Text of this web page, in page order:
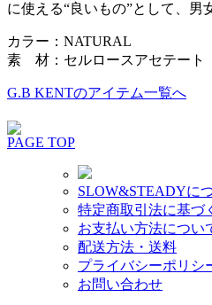
に使える“良いもの”として、男
カラー：NATURAL
素 材：セルロースアセテート
G.B KENTのアイテム一覧へ
PAGE TOP
SLOW&STEADYに
特定商取引法に基づ
お支払い方法につい
配送方法・送料
プライバシーポリシ
お問い合わせ